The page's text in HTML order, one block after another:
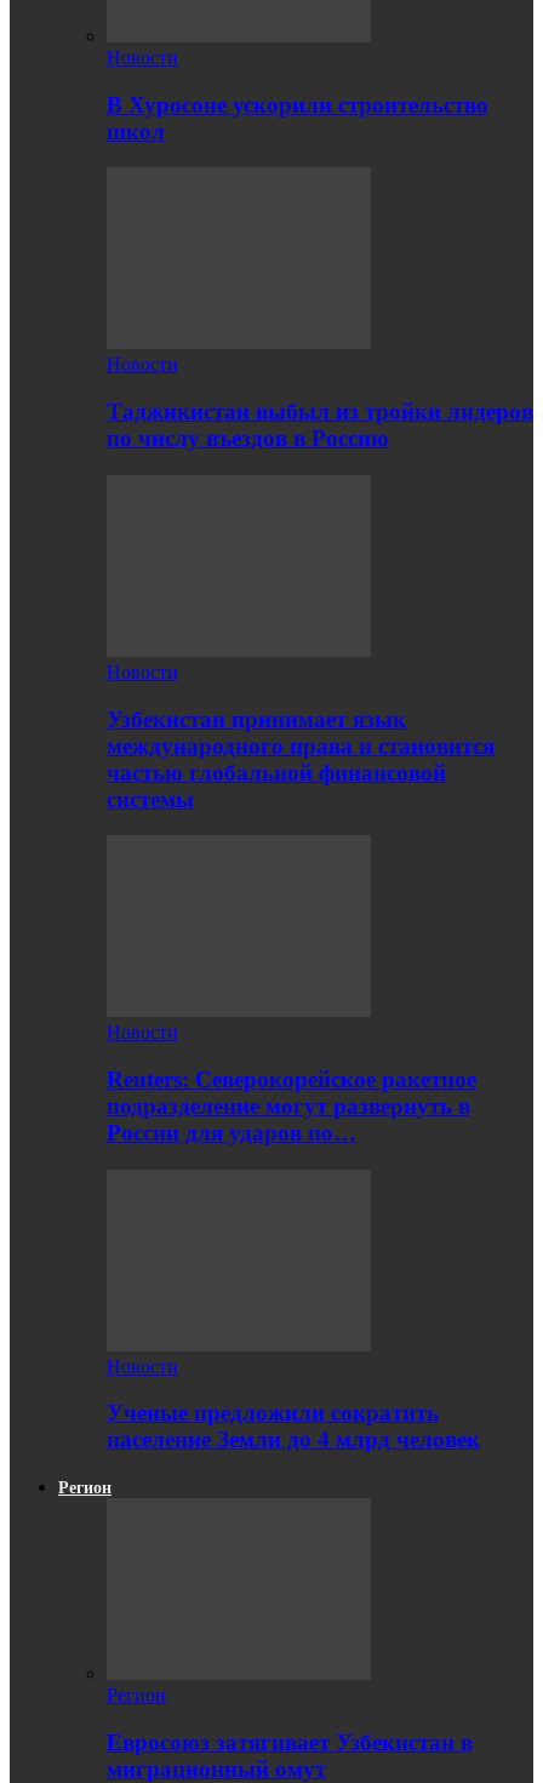
Новости
В Хуросоне ускорили строительство
школ
Новости
Таджикистан выбыл из тройки лидеров
по числу въездов в Россию
Новости
Узбекистан принимает язык
международного права и становится
частью глобальной финансовой
системы
Новости
Reuters: Северокорейское ракетное
подразделение могут развернуть в
России для ударов по…
Новости
Ученые предложили сократить
население Земли до 4 млрд человек
Регион
Регион
Евросоюз затягивает Узбекистан в
миграционный омут